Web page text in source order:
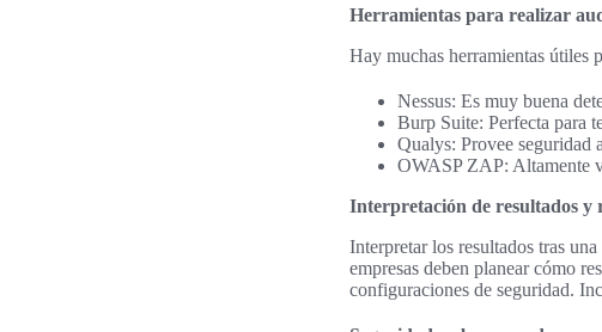
Herramientas para realizar
Hay muchas herramientas útiles
Nessus: Es muy buena
Burp Suite: Perfecta para
Qualys: Provee seguridad
OWASP ZAP: Altamente
Interpretación de resultados y
Interpretar los resultados tras
empresas deben planear cómo
configuraciones de seguridad.